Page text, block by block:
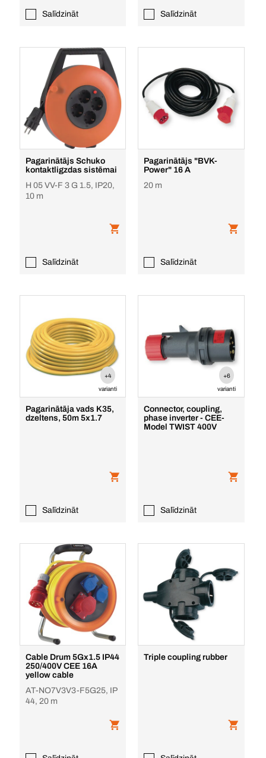
Salīdzināt Salīdzināt
Pagarinātājs Schuko
kontaktligzdas sistēmai
H 05 VV-F 3 G 1.5, IP20,
10 m
Salīdzināt
Pagarinātājs "BVK-
Power" 16 A
20 m
Salīdzināt
+4
varianti
Pagarinātāja vads K35,
dzeltens, 50m 5x1.7
Salīdzināt
+6
varianti
Connector, coupling,
phase inverter - CEE-
Model TWIST 400V
Salīdzināt
Cable Drum 5Gx1.5 IP44
250/400V CEE 16A
yellow cable
AT-NO7V3V3-F5G25, IP
44, 20 m
Triple coupling rubber